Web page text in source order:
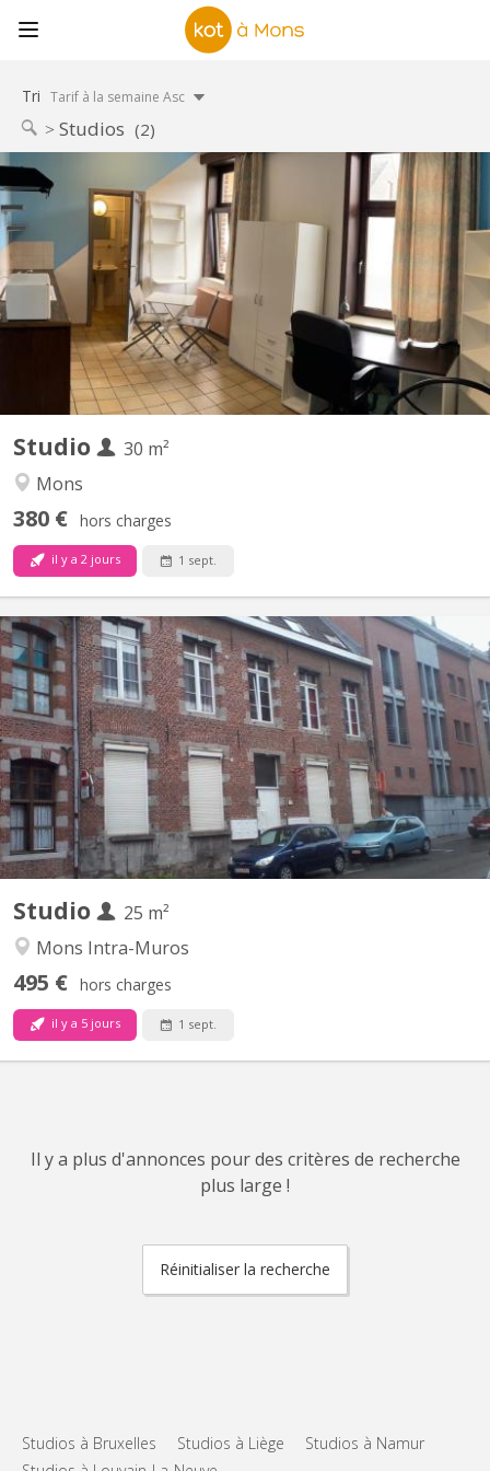
Tri Tarif à la semaine Asc
Studios (2)
Studio
30 m²
Mons
380 € hors charges
il y a 2 jours 1 sept.
KM 2187
Studio à louer Studio meublé se situant rue du pourcelet 65
possédant un séjour (avec un coin cuisine, un coin bureau et un
coin chambre), sdb + wc (tout privatif) AINSI qu’un beau jardin de
60m2 sans vis-à-vis. Le loyer est de 400 euros charges
communes comprises MAIS compteurs au nom du...
Studio
25 m²
Mons Intra-Muros
495 € hors charges
il y a 5 jours 1 sept.
KM 109
À louer, très beau Kot/Studio individuel et meublé pour
étudiant(e) universitaire ou stagiaire , situé dans le centre
historique de Mons dans un endroit calme à proximité des
universités, des transports en commun et du Shopping Center
des Grands Près ( Ikea ). Le studio est destiné à des personnes...
Il y a plus d'annonces pour des critères de recherche
plus large !
Réinitialiser la recherche
Studios à Bruxelles Studios à Liège
Studios à Namur